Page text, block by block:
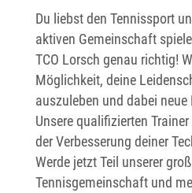
Du liebst den Tennissport
aktiven Gemeinschaft
TCO Lorsch genau richtig!
Möglichkeit, deine
auszuleben und dabei neue
Unsere qualifizierten
der Verbesserung deiner
Werde jetzt Teil unserer
Tennisgemeinschaft und